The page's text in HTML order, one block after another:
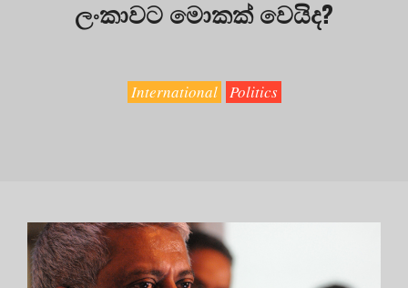
ලංකාවට මොකක් වෙයිද?
International Politics